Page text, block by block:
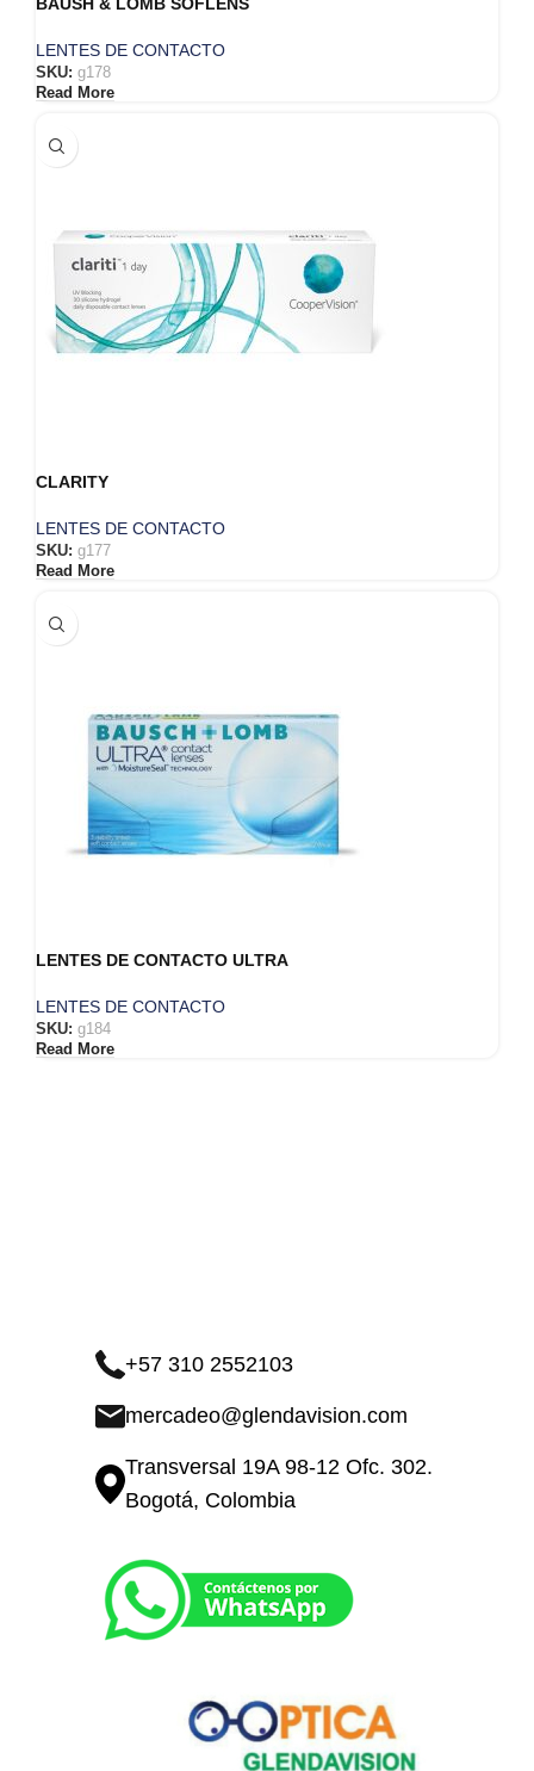
LENTES DE CONTACTO
SKU: g178
Read More
CLARITY
LENTES DE CONTACTO
SKU: g177
Read More
LENTES DE CONTACTO ULTRA
LENTES DE CONTACTO
SKU: g184
Read More
+57 310 2552103
mercadeo@glendavision.com
Transversal 19A 98-12 Ofc. 302.
Bogotá, Colombia